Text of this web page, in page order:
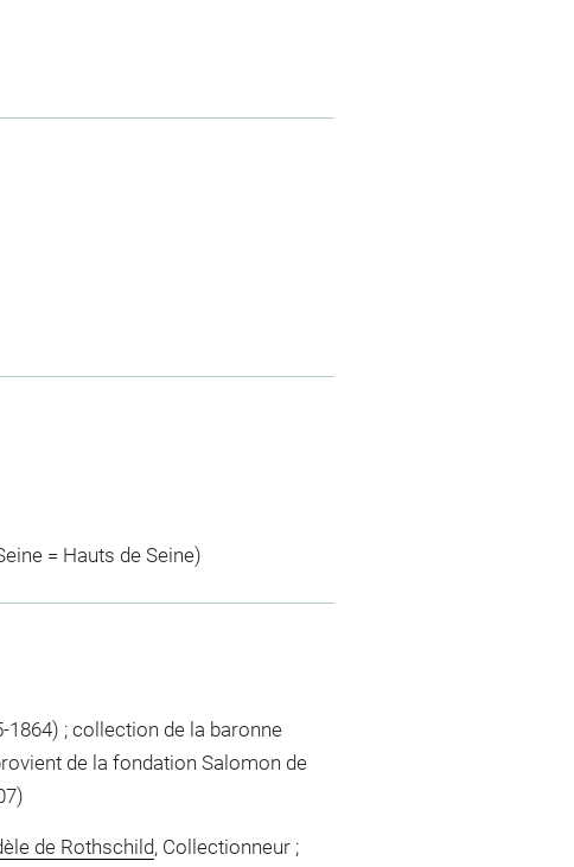
= Hauts de Seine)
; collection de la baronne
de la fondation Salomon de
de Rothschild, Collectionneur ;